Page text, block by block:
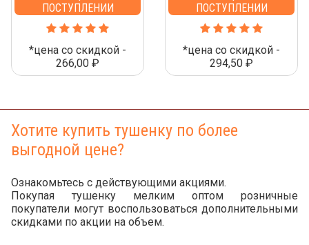
ПОСТУПЛЕНИИ
*цена со скидкой -
266,00 ₽
ПОСТУПЛЕНИИ
*цена со скидкой -
294,50 ₽
Хотите купить тушенку по более
выгодной цене?
Ознакомьтесь с действующими акциями.
Покупая тушенку мелким оптом розничные
покупатели могут воспользоваться дополнительными
скидками по акции на объем.